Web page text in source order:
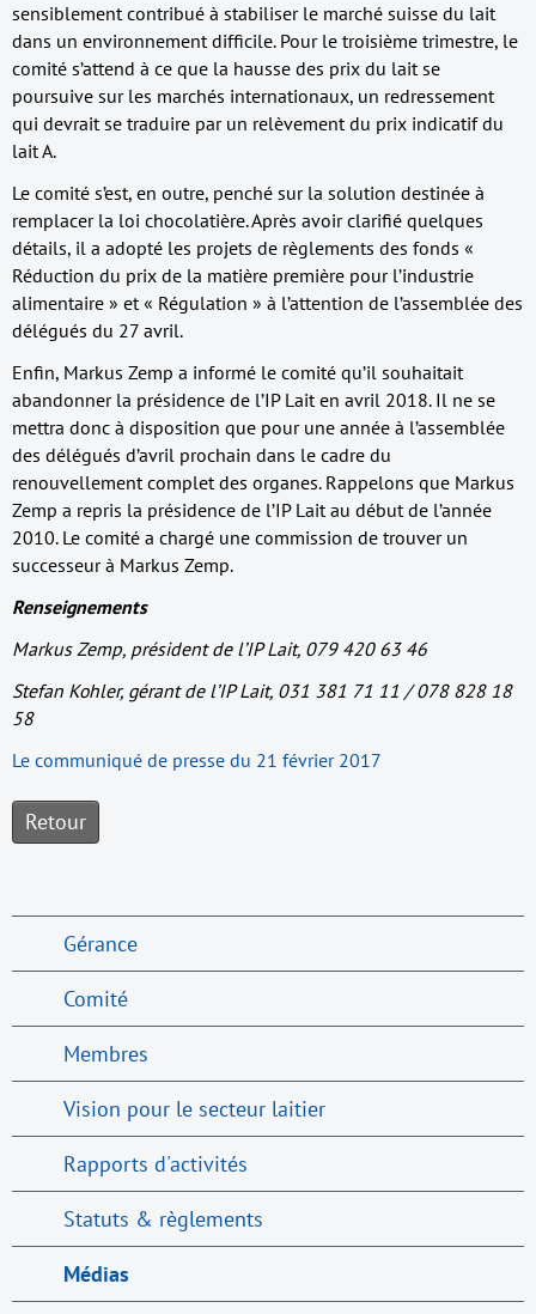
sensiblement contribué à stabiliser le marché suisse du lait
dans un environnement difficile. Pour le troisième trimestre, le
comité s’attend à ce que la hausse des prix du lait se
poursuive sur les marchés internationaux, un redressement
qui devrait se traduire par un relèvement du prix indicatif du
lait A.
Le comité s’est, en outre, penché sur la solution destinée à
remplacer la loi chocolatière. Après avoir clarifié quelques
détails, il a adopté les projets de règlements des fonds «
Réduction du prix de la matière première pour l’industrie
alimentaire » et « Régulation » à l’attention de l’assemblée des
délégués du 27 avril.
Enfin, Markus Zemp a informé le comité qu’il souhaitait
abandonner la présidence de l’IP Lait en avril 2018. Il ne se
mettra donc à disposition que pour une année à l’assemblée
des délégués d’avril prochain dans le cadre du
renouvellement complet des organes. Rappelons que Markus
Zemp a repris la présidence de l’IP Lait au début de l’année
2010. Le comité a chargé une commission de trouver un
successeur à Markus Zemp.
Renseignements
Markus Zemp, président de l’IP Lait, 079 420 63 46
Stefan Kohler, gérant de l’IP Lait, 031 381 71 11 / 078 828 18
58
Le communiqué de presse du 21 février 2017
Retour
Gérance
Comité
Membres
Vision pour le secteur laitier
Rapports d'activités
Statuts & règlements
Médias